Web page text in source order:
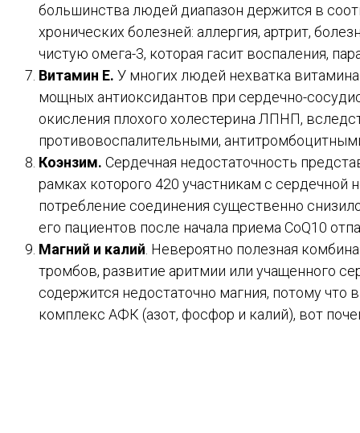
большинства людей диапазон держится в
хронических болезней: аллергия, артрит,
чистую омега-3, которая гасит воспаления,
Витамин Е. У многих людей нехватка
мощных антиоксидантов при сердечно-
окисления плохого холестерина ЛПНП,
противовоспалительными,
Коэнзим. Сердечная недостаточность
рамках которого 420 участникам с
потребление соединения существенно
его пациентов после начала приема CoQ10
Магний и калий . Невероятно полезная
тромбов, развитие аритмии или учащенного
содержится недостаточно магния, потому что
комплекс АФК (азот, фосфор и калий), вот